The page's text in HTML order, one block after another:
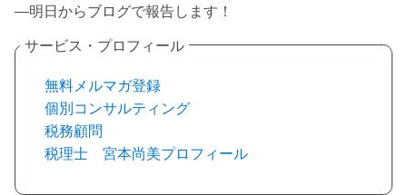
―明日からブログで報告します！
無料メルマガ登録
個別コンサルティング
税務顧問
税理士 宮本尚美プロフィール